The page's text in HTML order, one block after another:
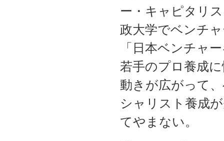
ー・キャピタリ
政大学でベンチ
「日本ベンチャ
若手のプロ養成
動きが広がって
シャリスト養成
てやまない。